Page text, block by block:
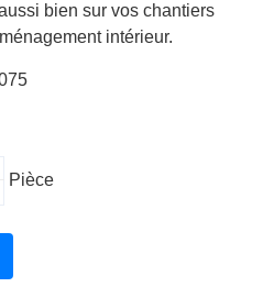
bien sur vos chantiers
intérieur.
Pièce